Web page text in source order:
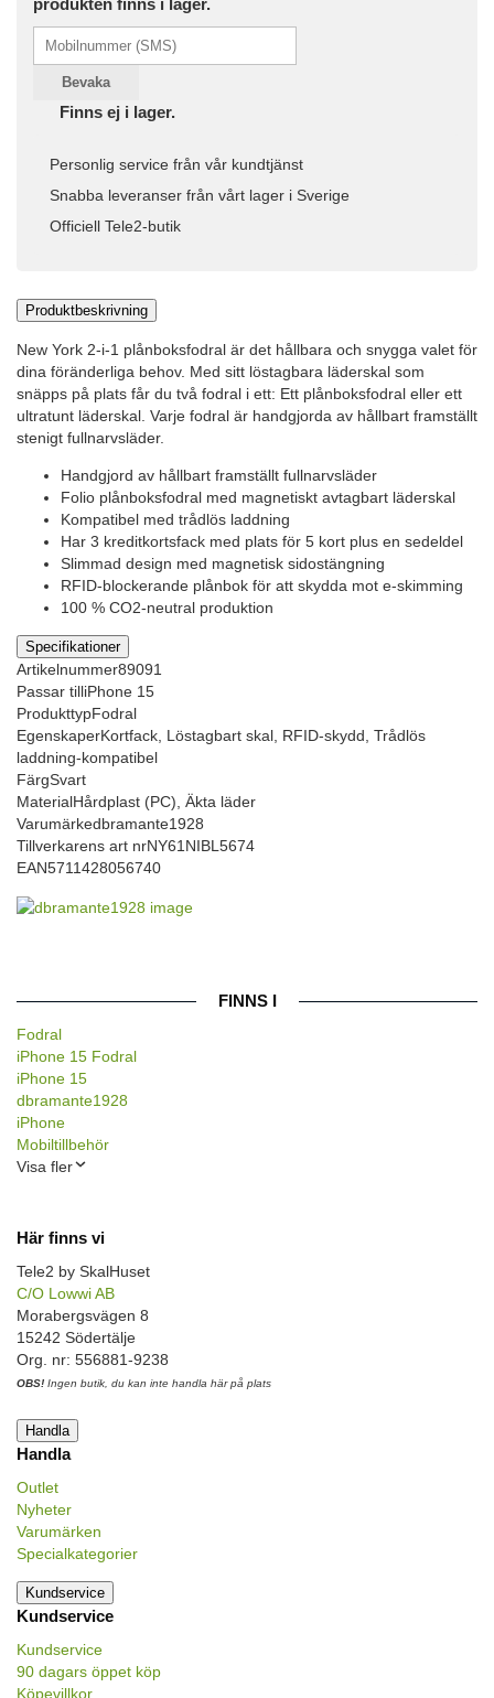
produkten finns i lager.
Bevaka
Finns ej i lager.
Personlig service från vår kundtjänst
Snabba leveranser från vårt lager i Sverige
Officiell Tele2-butik
Produktbeskrivning
New York 2-i-1 plånboksfodral är det hållbara och snygga valet för
dina föränderliga behov. Med sitt löstagbara läderskal som
snäpps på plats får du två fodral i ett: Ett plånboksfodral eller ett
ultratunt läderskal. Varje fodral är handgjorda av hållbart framställt
stenigt fullnarvsläder.
Handgjord av hållbart framställt fullnarvsläder
Folio plånboksfodral med magnetiskt avtagbart läderskal
Kompatibel med trådlös laddning
Har 3 kreditkortsfack med plats för 5 kort plus en sedeldel
Slimmad design med magnetisk sidostängning
RFID-blockerande plånbok för att skydda mot e-skimming
100 % CO2-neutral produktion
Specifikationer
Artikelnummer89091
Passar tilliPhone 15
ProdukttypFodral
EgenskaperKortfack, Löstagbart skal, RFID-skydd, Trådlös
laddning-kompatibel
FärgSvart
MaterialHårdplast (PC), Äkta läder
Varumärkedbramante1928
Tillverkarens art nrNY61NIBL5674
EAN5711428056740
FINNS I
Fodral
iPhone 15 Fodral
iPhone 15
dbramante1928
iPhone
Mobiltillbehör
Visa fler
Här finns vi
Tele2 by SkalHuset
C/O Lowwi AB
Morabergsvägen 8
15242 Södertälje
Org. nr: 556881-9238
OBS! Ingen butik, du kan inte handla här på plats
Handla
Handla
Outlet
Nyheter
Varumärken
Specialkategorier
Kundservice
Kundservice
Kundservice
90 dagars öppet köp
Köpevillkor